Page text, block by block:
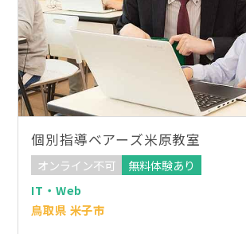
個別指導ベアーズ米原教室
オンライン不可
無料体験あり
IT・Web
鳥取県 米子市